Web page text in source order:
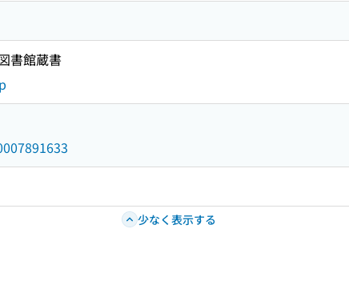
書館蔵書
少なく表示する